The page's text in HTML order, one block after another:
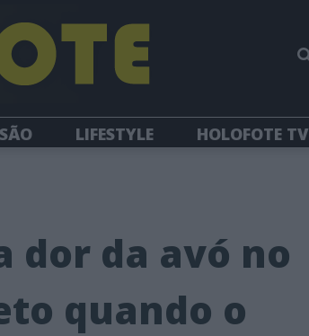
LIFESTYLE
HOLOFOTE TV
dor da avó no
quando o